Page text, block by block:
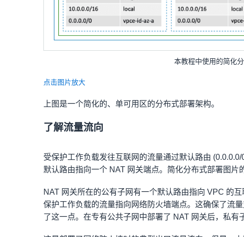
本教程中使用的简化
点击图片放大
上图是一个简化的、单可用区的分布式部署架构。
了解流量流向
受保护工作负载发往互联网的流量通过默认路由
默认路由指向一个 NAT 网关端点。简化分布式部署图片
NAT 网关所在的公有子网有一个默认路由指向 VPC 的
保护工作负载的流量指向网络防火墙端点。这确保了流
了这一点。在专有公共子网中部署了 NAT 网关后，私有